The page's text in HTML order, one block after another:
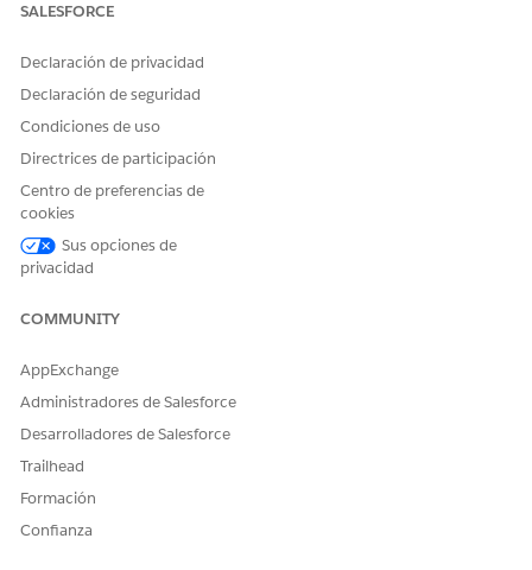
SALESFORCE
Declaración de privacidad
Declaración de seguridad
Condiciones de uso
Directrices de participación
Centro de preferencias de
cookies
Sus opciones de
privacidad
COMMUNITY
AppExchange
Administradores de Salesforce
Desarrolladores de Salesforce
Trailhead
Formación
Confianza